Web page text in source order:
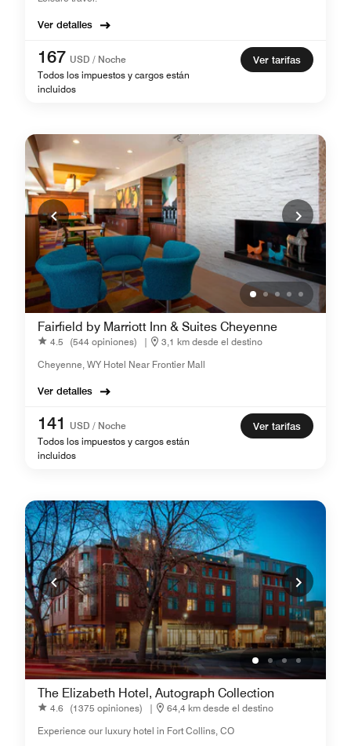
Ver detalles
167 USD / Noche
Todos los impuestos y cargos están
incluidos
Ver tarifas
Fairfield by Marriott Inn & Suites Cheyenne
4.5 (544 opiniones) |
3,1 km desde el destino
Cheyenne, WY Hotel Near Frontier Mall
Ver detalles
141
USD / Noche
Todos los impuestos y cargos están
incluidos
Ver tarifas
The Elizabeth Hotel, Autograph Collection
4.6 (1375 opiniones) |
64,4 km desde el destino
Experience our luxury hotel in Fort Collins, CO